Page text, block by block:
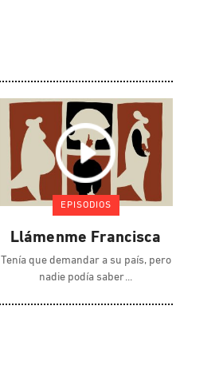
EPISODIOS
Llámenme Francisca
Tenía que demandar a su país, pero
nadie podía saber